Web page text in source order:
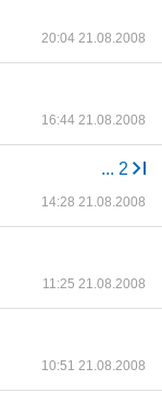
20:04 21.08.2008
16:44 21.08.2008
... 2
14:28 21.08.2008
11:25 21.08.2008
10:51 21.08.2008